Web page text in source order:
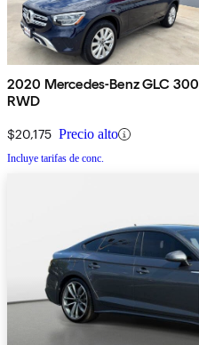
2020 Mercedes-Benz GLC 300
RWD
$20,175 Precio alto
Incluye tarifas de conc.